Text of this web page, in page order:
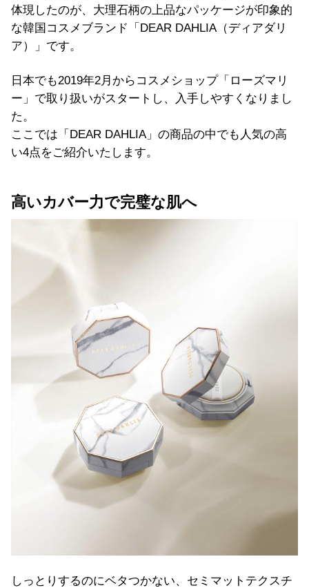
体現したのが、大理石柄の上品なパッケージが印象的
な韓国コスメブランド「DEAR DAHLIA（ディアダリ
ア）」です。
日本でも2019年2月からコスメショップ「ローズマリ
ー」で取り扱いがスタートし、入手しやすくなりまし
た。
ここでは「DEAR DAHLIA」の商品の中でも人気の高
い4点をご紹介いたします。
高いカバー力で完璧な肌へ
しっとりするのにベタつかない、セミマットテクスチ